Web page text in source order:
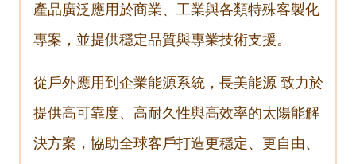
產品廣泛應用於商業、工業與各類特殊客製化
專案，並提供穩定品質與專業技術支援。
從戶外應用到企業能源系統，長美能源 致力於
提供高可靠度、高耐久性與高效率的太陽能解
決方案，協助全球客戶打造更穩定、更自由、